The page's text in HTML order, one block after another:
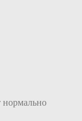
нормально